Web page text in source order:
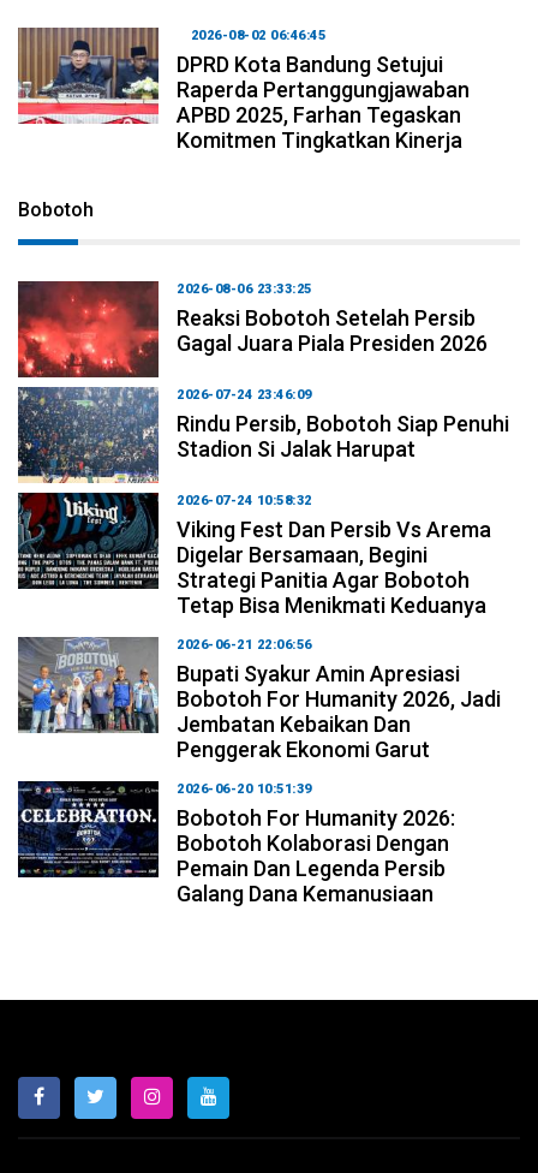
2026-08-02 06:46:45
DPRD Kota Bandung Setujui
Raperda Pertanggungjawaban
APBD 2025, Farhan Tegaskan
Komitmen Tingkatkan Kinerja
Bobotoh
2026-08-06 23:33:25
Reaksi Bobotoh Setelah Persib
Gagal Juara Piala Presiden 2026
2026-07-24 23:46:09
Rindu Persib, Bobotoh Siap Penuhi
Stadion Si Jalak Harupat
2026-07-24 10:58:32
Viking Fest Dan Persib Vs Arema
Digelar Bersamaan, Begini
Strategi Panitia Agar Bobotoh
Tetap Bisa Menikmati Keduanya
2026-06-21 22:06:56
Bupati Syakur Amin Apresiasi
Bobotoh For Humanity 2026, Jadi
Jembatan Kebaikan Dan
Penggerak Ekonomi Garut
2026-06-20 10:51:39
Bobotoh For Humanity 2026:
Bobotoh Kolaborasi Dengan
Pemain Dan Legenda Persib
Galang Dana Kemanusiaan